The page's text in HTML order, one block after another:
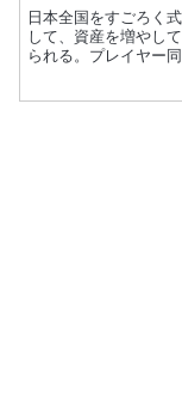
日本全国をすごろく
して、資産を増やし
られる。プレイヤー